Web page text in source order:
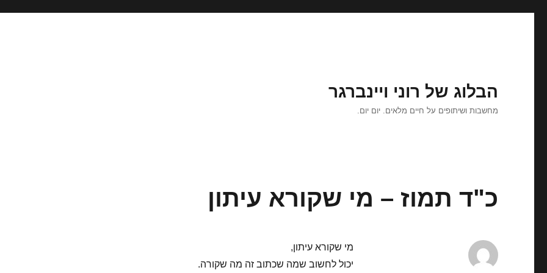
הבלוג של רוני ויינברגר
מחשבות ושיתופים על חיים מלאים. יום יום.
כ"ד תמוז – מי שקורא עיתון
מי שקורא עיתון,
יכול לחשוב שמה שכתוב זה מה שקורה.